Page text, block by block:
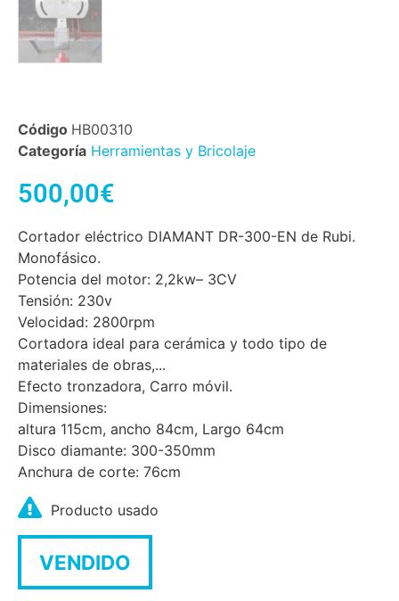
Código HB00310
Categoría Herramientas y Bricolaje
500,00€
Cortador eléctrico DIAMANT DR-300-EN de Rubi.
Monofásico.
Potencia del motor: 2,2kw– 3CV
Tensión: 230v
Velocidad: 2800rpm
Cortadora ideal para cerámica y todo tipo de
materiales de obras,...
Efecto tronzadora, Carro móvil.
Dimensiones:
altura 115cm, ancho 84cm, Largo 64cm
Disco diamante: 300-350mm
Anchura de corte: 76cm
Producto usado
VENDIDO